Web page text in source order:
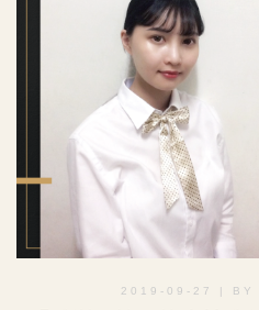
2019-09-27 | BY